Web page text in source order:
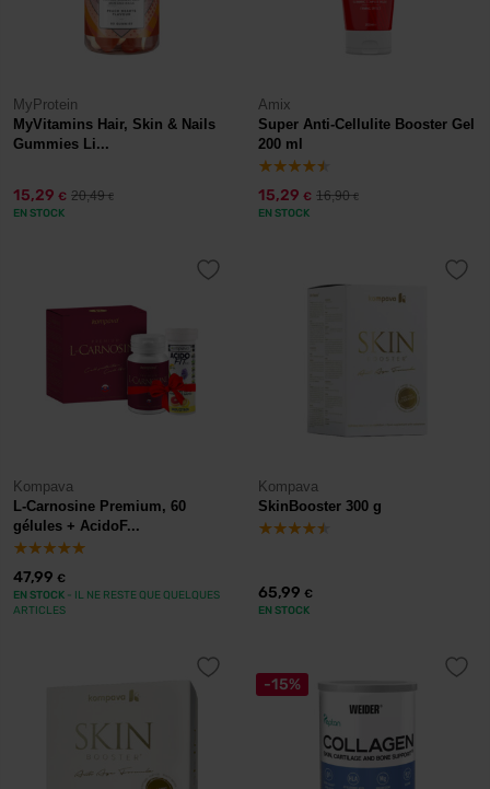
MyProtein
MyVitamins Hair, Skin & Nails
Gummies Li...
15,29 € 20,49€
EN STOCK
Amix
Super Anti-Cellulite Booster Gel
200 ml
15,29 € 16,90€
EN STOCK
Kompava
L-Carnosine Premium, 60
gélules + AcidoF...
47,99 €
EN STOCK - IL NE RESTE QUE QUELQUES
ARTICLES
Kompava
SkinBooster 300 g
65,99 €
EN STOCK
-15%